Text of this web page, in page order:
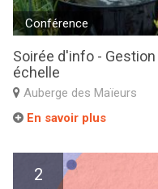
Conférence
Soirée d'info -
échelle
Auberge des Maïeurs
En savoir plus
2